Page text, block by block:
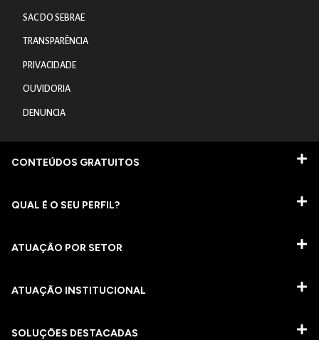
SAC DO SEBRAE
TRANSPARÊNCIA
PRIVACIDADE
OUVIDORIA
DENUNCIA
CONTEÚDOS GRATUITOS
QUAL É O SEU PERFIL?
ATUAÇÃO POR SETOR
ATUAÇÃO INSTITUCIONAL
SOLUÇÕES DESTACADAS